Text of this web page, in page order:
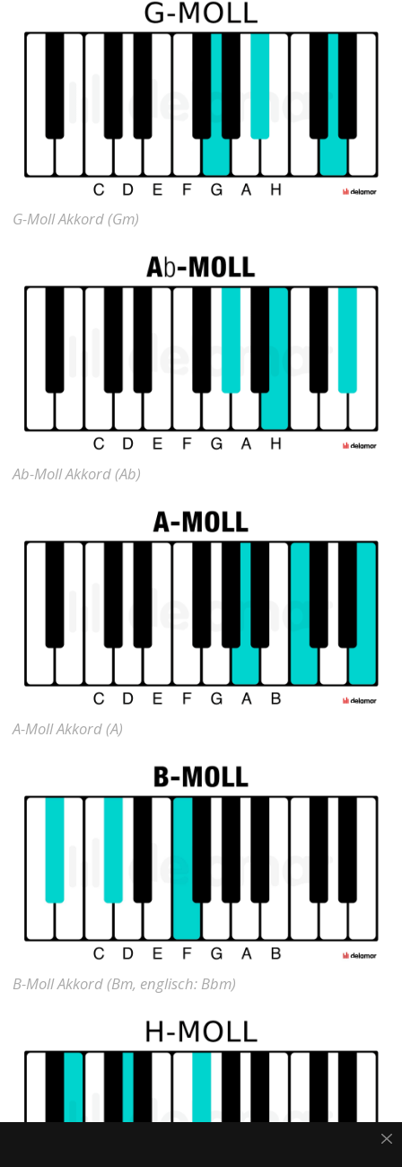
G-Moll Akkord (Gm)
Ab-Moll Akkord (Ab)
A-Moll Akkord (A)
B-Moll Akkord (Bm, englisch: Bbm)